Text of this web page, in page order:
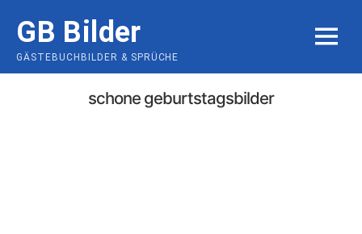
content
GB Bilder
GÄSTEBUCHBILDER & SPRÜCHE
MENU
schone geburtstagsbilder